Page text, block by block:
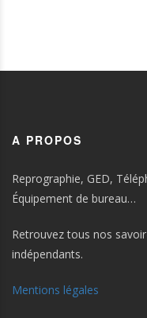
A PROPOS
Reprographie, GED,
Équipement de bureau…
Retrouvez tous nos
indépendants.
Mentions légales